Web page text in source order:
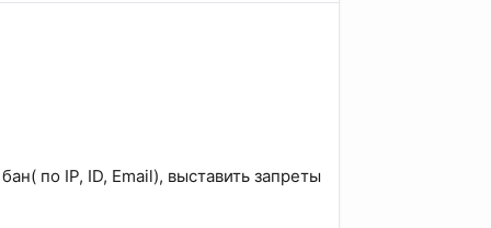
по IP, ID, Email), выставить запреты